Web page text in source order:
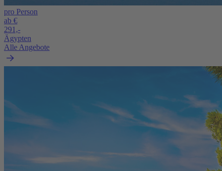
pro Person
ab €
291,-
Ägypten
Alle Angebote